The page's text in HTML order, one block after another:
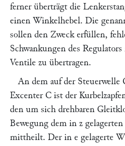
ferner überträgt die
einen Winkelhebel. Die
sollen den Zweck erfüllen,
Schwankungen des
Ventile zu übertragen.
An dem auf der Steuerwelle
Excenter C ist der
den um sich drehbaren
Bewegung dem in z
mittheilt. Der in e gelagerte